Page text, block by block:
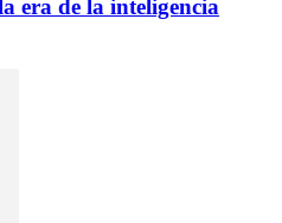
era de la inteligencia